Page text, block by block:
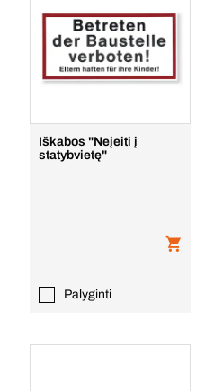
Iškabos "Neįeiti į
statybvietę"
Palyginti